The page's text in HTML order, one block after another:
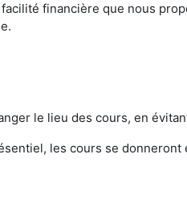
financière que nous
le lieu des cours, en
les cours se